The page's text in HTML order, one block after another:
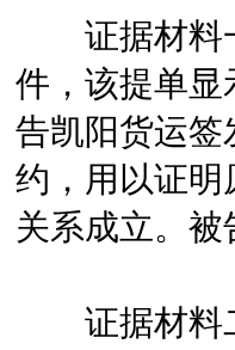
证据材料一
件，该提单显
告凯阳货运签
约，用以证明
关系成立。
证据材料二